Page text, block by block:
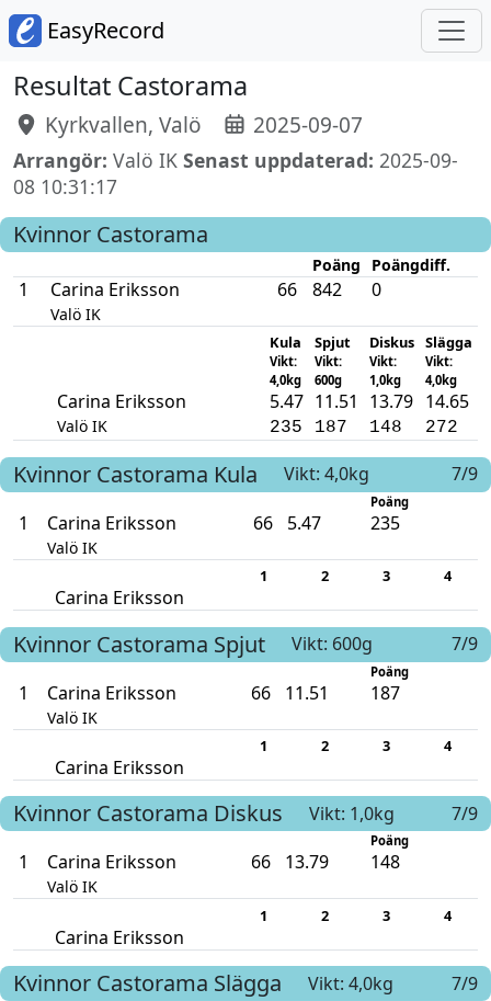
EasyRecord
Resultat Castorama
Kyrkvallen, Valö 2025-09-07
Arrangör: Valö IK Senast uppdaterad: 2025-09-
08 10:31:17
Kvinnor Castorama
Poäng Poängdiff.
1 Carina Eriksson
Valö IK
66 842 0
Kula
Vikt:
4,0kg
Spjut
Vikt:
600g
Diskus
Vikt:
1,0kg
Slägga
Vikt:
4,0kg
Carina Eriksson
Valö IK
5.47
235
11.51
187
13.79
148
14.65
272
Kvinnor Castorama Kula Vikt: 4,0kg 7/9
Poäng
1 Carina Eriksson
Valö IK
66 5.47 235
1 2 3 4
Carina Eriksson
Kvinnor Castorama Spjut Vikt: 600g 7/9
Poäng
1 Carina Eriksson
Valö IK
66 11.51 187
1 2 3 4
Carina Eriksson
Kvinnor Castorama Diskus Vikt: 1,0kg 7/9
Poäng
1 Carina Eriksson
Valö IK
66 13.79 148
1 2 3 4
Carina Eriksson
Kvinnor Castorama Slägga Vikt: 4,0kg 7/9